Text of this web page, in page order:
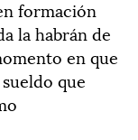
formación
la habrán de
en que
que